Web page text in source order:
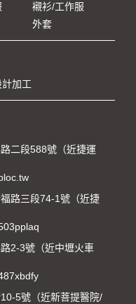
襯衫/工作服
外套
加工
二段588號（近捷運
路三段74-1號（近捷
2-3號（近中壢火車
5號（近新菩提醫院/